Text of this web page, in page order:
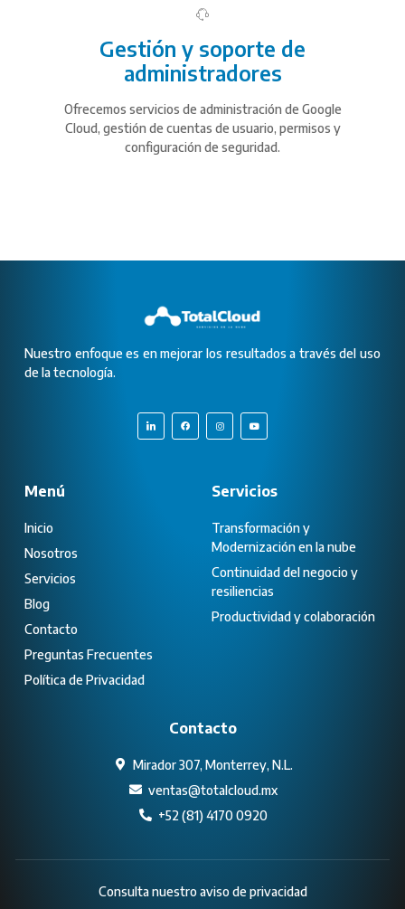
Gestión y soporte de
administradores
Ofrecemos servicios de administración de Google
Cloud, gestión de cuentas de usuario, permisos y
configuración de seguridad.
Nuestro enfoque es en mejorar los resultados a través del uso
de la tecnología.
Menú
Inicio
Nosotros
Servicios
Blog
Contacto
Preguntas Frecuentes
Política de Privacidad
Servicios
Transformación y
Modernización en la nube
Continuidad del negocio y
resiliencias
Productividad y colaboración
Contacto
Mirador 307, Monterrey, N.L.
ventas@totalcloud.mx
+52 (81) 4170 0920
Consulta nuestro aviso de privacidad